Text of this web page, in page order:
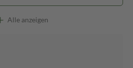
Alle anzeigen